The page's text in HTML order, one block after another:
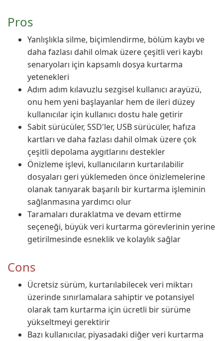
Pros
Yanlışlıkla silme, biçimlendirme, bölüm kaybı ve
daha fazlası dahil olmak üzere çeşitli veri kaybı
senaryoları için kapsamlı dosya kurtarma
yetenekleri
Adım adım kılavuzlu sezgisel kullanıcı arayüzü,
onu hem yeni başlayanlar hem de ileri düzey
kullanıcılar için kullanıcı dostu hale getirir
Sabit sürücüler, SSD'ler, USB sürücüler, hafıza
kartları ve daha fazlası dahil olmak üzere çok
çeşitli depolama aygıtlarını destekler
Önizleme işlevi, kullanıcıların kurtarılabilir
dosyaları geri yüklemeden önce önizlemelerine
olanak tanıyarak başarılı bir kurtarma işleminin
sağlanmasına yardımcı olur
Taramaları duraklatma ve devam ettirme
seçeneği, büyük veri kurtarma görevlerinin yerine
getirilmesinde esneklik ve kolaylık sağlar
Cons
Ücretsiz sürüm, kurtarılabilecek veri miktarı
üzerinde sınırlamalara sahiptir ve potansiyel
olarak tam kurtarma için ücretli bir sürüme
yükseltmeyi gerektirir
Bazı kullanıcılar, piyasadaki diğer veri kurtarma